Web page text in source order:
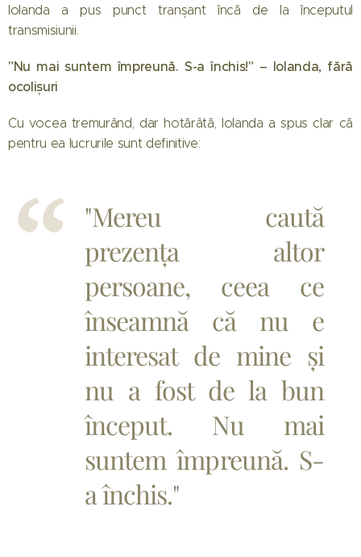
Iolanda a pus punct tranșant încă de la începutul
transmisiunii.
"Nu mai suntem împreună. S-a închis!" – Iolanda, fără
ocolișuri
Cu vocea tremurând, dar hotărâtă, Iolanda a spus clar că
pentru ea lucrurile sunt definitive:
"Mereu caută
prezența altor
persoane, ceea ce
înseamnă că nu e
interesat de mine și
nu a fost de la bun
început. Nu mai
suntem împreună. S-
a închis."